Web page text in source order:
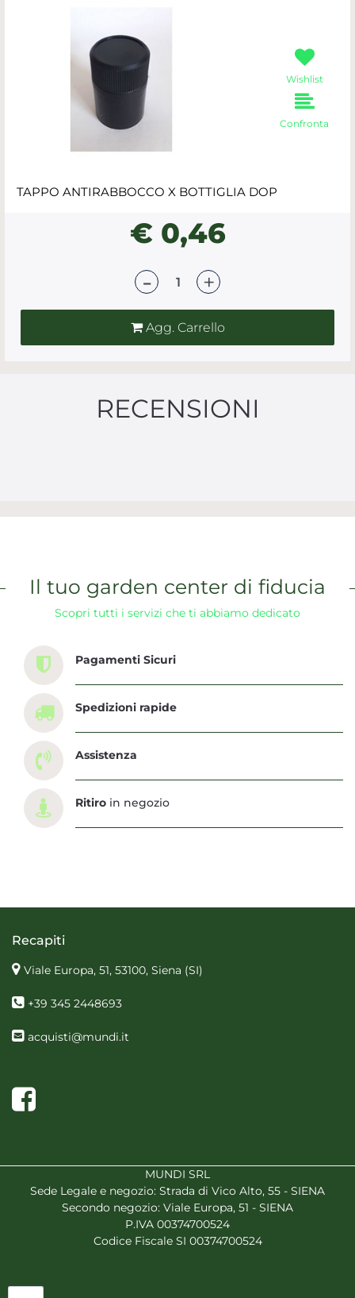
Wishlist
Confronta
TAPPO ANTIRABBOCCO X BOTTIGLIA DOP
€ 0,46
Agg. Carrello
RECENSIONI
Il tuo garden center di fiducia
Scopri tutti i servizi che ti abbiamo dedicato
Pagamenti Sicuri
Spedizioni rapide
Assistenza
Ritiro in negozio
Recapiti
Viale Europa, 51, 53100, Siena (SI)
+39 345 2448693
acquisti@mundi.it
Facebook
MUNDI SRL
Sede Legale e negozio: Strada di Vico Alto, 55 - SIENA
Secondo negozio: Viale Europa, 51 - SIENA
P.IVA 00374700524
Codice Fiscale SI 00374700524